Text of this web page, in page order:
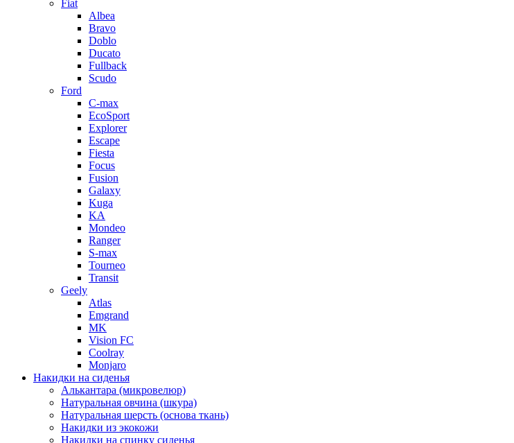
Fiat
Albea
Bravo
Doblo
Ducato
Fullback
Scudo
Ford
C-max
EcoSport
Explorer
Escape
Fiesta
Focus
Fusion
Galaxy
Kuga
KA
Mondeo
Ranger
S-max
Tourneo
Transit
Geely
Atlas
Emgrand
MK
Vision FC
Coolray
Monjaro
Накидки на сиденья
Алькантара (микровелюр)
Натуральная овчина (шкура)
Натуральная шерсть (основа ткань)
Накидки из экокожи
Накидки на спинку сиденья